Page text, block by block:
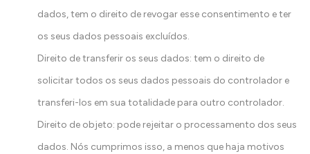
dados, tem o direito de revogar esse consentimento e ter
os seus dados pessoais excluídos.
Direito de transferir os seus dados: tem o direito de
solicitar todos os seus dados pessoais do controlador e
transferi-los em sua totalidade para outro controlador.
Direito de objeto: pode rejeitar o processamento dos seus
dados. Nós cumprimos isso, a menos que haja motivos